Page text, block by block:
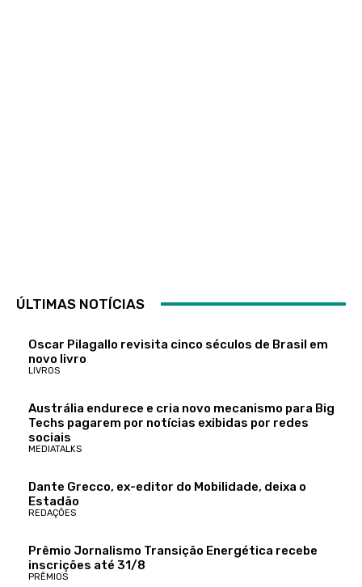
ÚLTIMAS NOTÍCIAS
Oscar Pilagallo revisita cinco séculos de Brasil em
novo livro
LIVROS
Austrália endurece e cria novo mecanismo para Big
Techs pagarem por notícias exibidas por redes
sociais
MEDIATALKS
Dante Grecco, ex-editor do Mobilidade, deixa o
Estadão
REDAÇÕES
Prêmio Jornalismo Transição Energética recebe
inscrições até 31/8
PRÊMIOS